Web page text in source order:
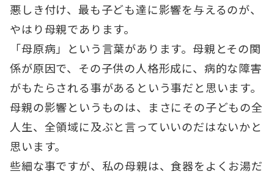
悪しき付け、最も子ども達に影響を与えるのが、
やはり母親であります。
「母原病」という言葉があります。母親とその関
係が原因で、その子供の人格形成に、病的な障害
がもたらされる事があるという事だと思います。
母親の影響というものは、まさにその子どもの全
人生、全領域に及ぶと言っていいのだはないかと
思います。
些細な事ですが、私の母親は、食器をよくお湯だ